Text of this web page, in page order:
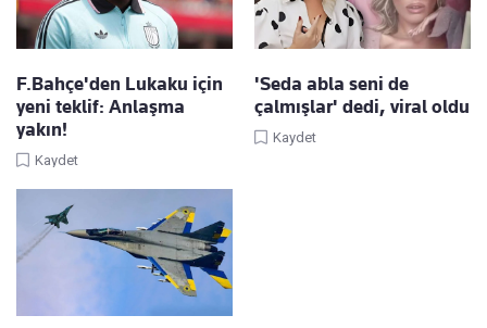
F.Bahçe'den Lukaku için
yeni teklif: Anlaşma
yakın!
Kaydet
'Seda abla seni de
çalmışlar' dedi, viral oldu
Kaydet